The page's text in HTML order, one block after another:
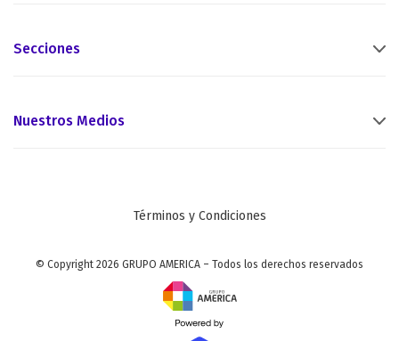
Secciones
Nuestros Medios
Términos y Condiciones
© Copyright 2026 GRUPO AMERICA – Todos los derechos reservados